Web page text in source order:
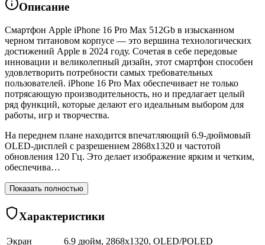
Описание
Смартфон Apple iPhone 16 Pro Max 512Gb в изысканном
черном титановом корпусе — это вершина технологических
достижений Apple в 2024 году. Сочетая в себе передовые
инновации и великолепный дизайн, этот смартфон способен
удовлетворить потребности самых требовательных
пользователей. iPhone 16 Pro Max обеспечивает не только
потрясающую производительность, но и предлагает целый
ряд функций, которые делают его идеальным выбором для
работы, игр и творчества.
На переднем плане находится впечатляющий 6.9-дюймовый
OLED-дисплей с разрешением 2868x1320 и частотой
обновления 120 Гц. Это делает изображение ярким и четким,
обеспечива…
Показать полностью
Характеристики
Экран
6.9 дюйм, 2868x1320, OLED/POLED